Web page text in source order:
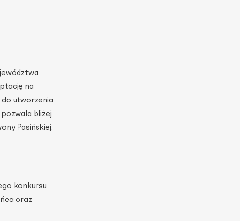
na
do utworzenia
pozwala bliżej
Pasińskiej.
konkursu
oraz